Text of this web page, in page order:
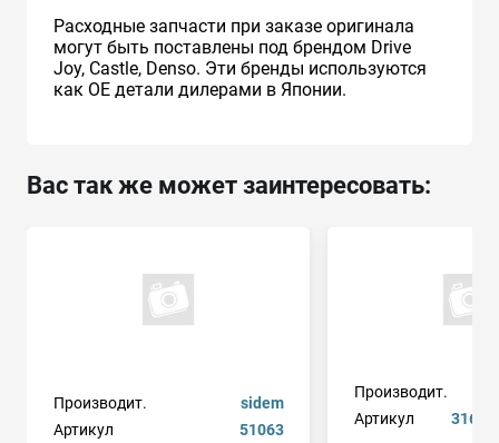
Расходные запчасти при заказе оригинала
могут быть поставлены под брендом Drive
Joy, Castle, Denso. Эти бренды используются
как ОЕ детали дилерами в Японии.
Вас так же может заинтересовать:
Производит.
sidem
Артикул
51063
Производит.
Артикул